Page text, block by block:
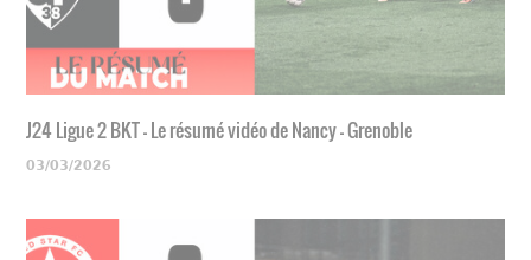
J24 Ligue 2 BKT - Le résumé vidéo de Nancy - Grenoble
03/03/2026